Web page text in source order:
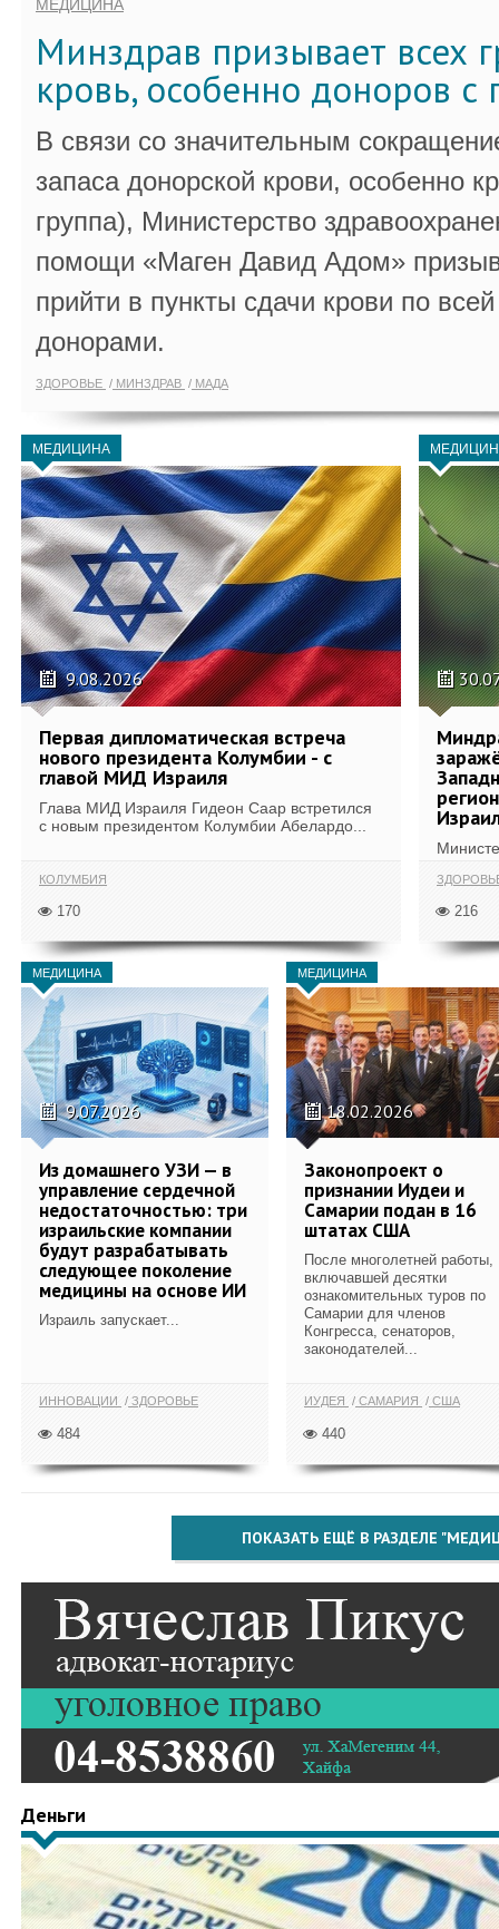
МЕДИЦИНА
Минздрав призывает всех
кровь, особенно доноров с
В связи со значительным
запаса донорской крови, особенно
группа), Министерство
помощи «Маген Давид Адом»
прийти в пункты сдачи крови по
донорами.
ЗДОРОВЬЕ МИНЗДРАВ МАДА
МЕДИЦИНА
9.08.2026
Первая дипломатическая встреча
нового президента Колумбии - с
главой МИД Израиля
Глава МИД Израиля Гидеон Саар встретился
с новым президентом Колумбии Абелардо...
КОЛУМБИЯ
170 216
МЕДИЦИНА
9.07.2026
Из домашнего УЗИ — в
управление сердечной
недостаточностью: три
израильские компании
будут разрабатывать
следующее поколение
медицины на основе ИИ
Израиль запускает...
ИННОВАЦИИ ЗДОРОВЬЕ
484
МЕДИЦИНА
18.02.2026
Законопроект о
признании Иудеи и
Самарии подан в 16
штатах США
После многолетней работы,
включавшей десятки
ознакомительных туров по
Самарии для членов
Конгресса, сенаторов,
законодателей...
ИУДЕЯ САМАРИЯ США
440
ПОКАЗАТЬ ЕЩЁ В РАЗДЕЛЕ
Деньги